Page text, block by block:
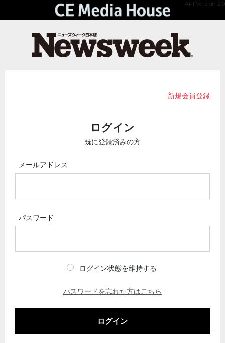
API Version 2.0
新規会員登録
ログイン
既に登録済みの方
メールアドレス
パスワード
ログイン状態を維持する
パスワードを忘れた方はこちら
ログイン